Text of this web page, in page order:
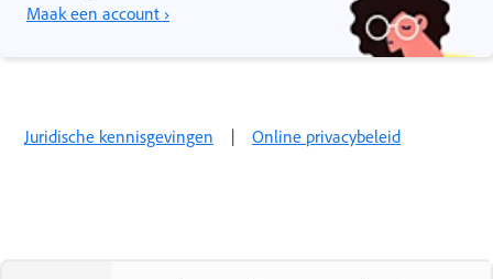
Maak een account ›
Juridische kennisgevingen | Online privacybeleid